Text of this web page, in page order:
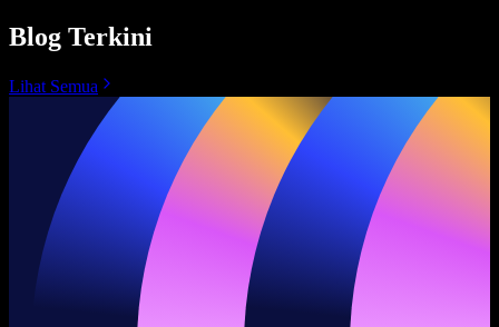
Blog Terkini
Lihat Semua